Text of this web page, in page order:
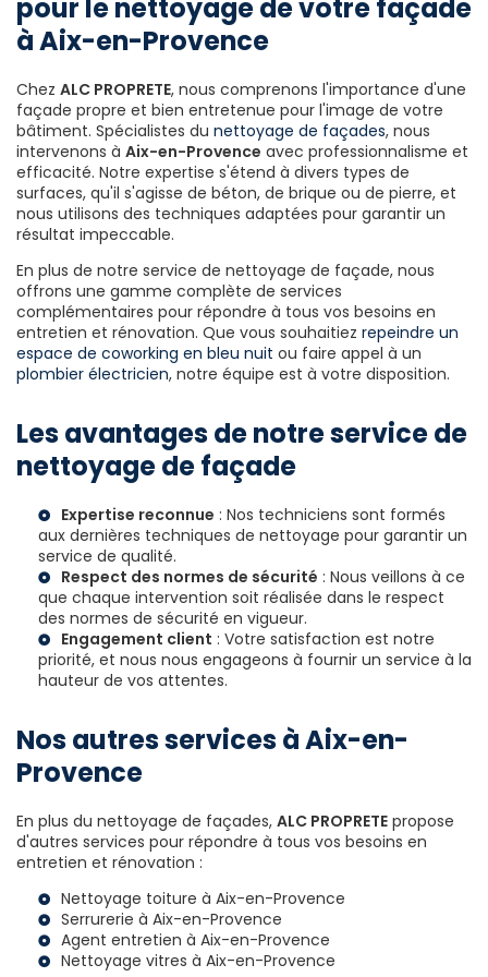
pour le nettoyage de votre façade
à Aix-en-Provence
Chez ALC PROPRETE, nous comprenons l'importance d'une
façade propre et bien entretenue pour l'image de votre
bâtiment. Spécialistes du nettoyage de façades, nous
intervenons à Aix-en-Provence avec professionnalisme et
efficacité. Notre expertise s'étend à divers types de
surfaces, qu'il s'agisse de béton, de brique ou de pierre, et
nous utilisons des techniques adaptées pour garantir un
résultat impeccable.
En plus de notre service de nettoyage de façade, nous
offrons une gamme complète de services
complémentaires pour répondre à tous vos besoins en
entretien et rénovation. Que vous souhaitiez repeindre un
espace de coworking en bleu nuit ou faire appel à un
plombier électricien, notre équipe est à votre disposition.
Les avantages de notre service de
nettoyage de façade
Expertise reconnue : Nos techniciens sont formés
aux dernières techniques de nettoyage pour garantir un
service de qualité.
Respect des normes de sécurité : Nous veillons à ce
que chaque intervention soit réalisée dans le respect
des normes de sécurité en vigueur.
Engagement client : Votre satisfaction est notre
priorité, et nous nous engageons à fournir un service à la
hauteur de vos attentes.
Nos autres services à Aix-en-
Provence
En plus du nettoyage de façades, ALC PROPRETE propose
d'autres services pour répondre à tous vos besoins en
entretien et rénovation :
Nettoyage toiture à Aix-en-Provence
Serrurerie à Aix-en-Provence
Agent entretien à Aix-en-Provence
Nettoyage vitres à Aix-en-Provence